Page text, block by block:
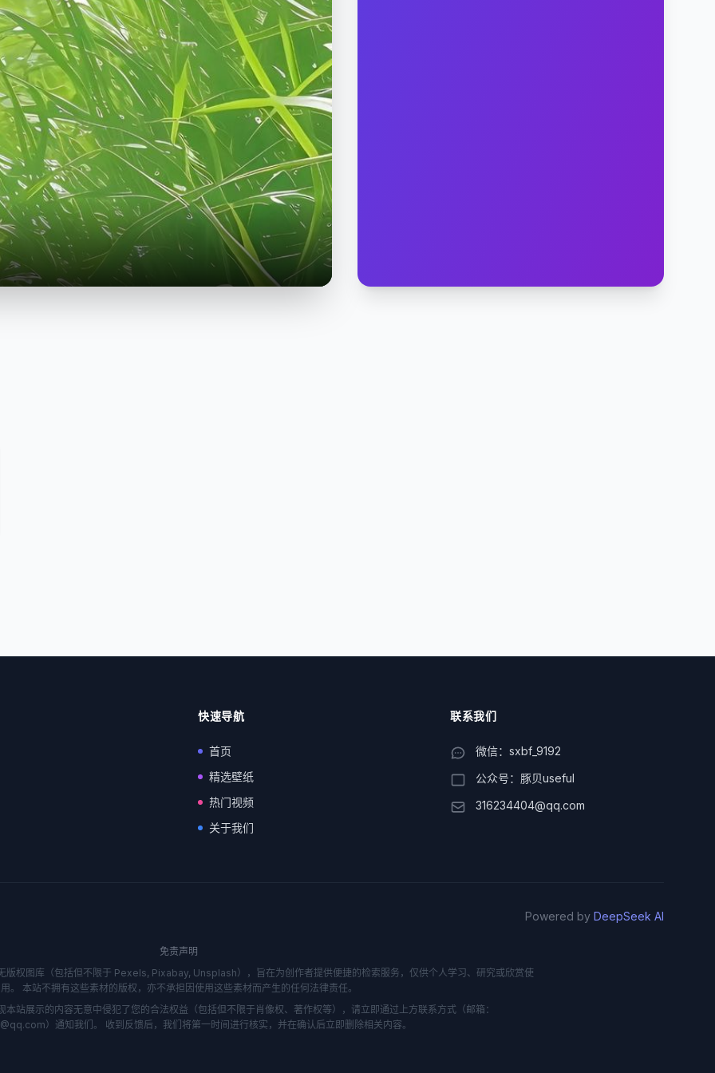
快速导航
首页
精选壁纸
热门视频
关于我们
联系我们
微信：sxbf_9192
公众号：豚贝useful
316234404@qq.com
Powered by DeepSeek AI
免责声明
版权图库（包括但不限于 Pexels, Pixabay, Unsplash），旨在为创作者提供便捷的检索服务，仅供个人学习、研究或欣赏使
用。 本站不拥有这些素材的版权，亦不承担因使用这些素材而产生的任何法律责任。
站展示的内容无意中侵犯了您的合法权益（包括但不限于肖像权、著作权等），请立即通过上方联系方式（邮箱：
）通知我们。 收到反馈后，我们将第一时间进行核实，并在确认后立即删除相关内容。